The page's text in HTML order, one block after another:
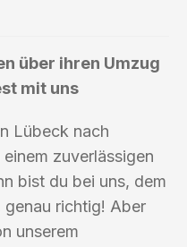
über ihren Umzug
mit uns
Lübeck nach
zuverlässigen
bist du bei uns, dem
richtig! Aber
unserem